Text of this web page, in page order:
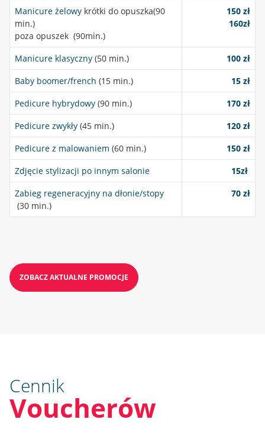
Manicure żelowy krótki do opuszka(90
min.)
poza opuszek (90min.)
150 zł
160zł
Manicure klasyczny (50 min.)
100 zł
Baby boomer/french (15 min.)
15 zł
Pedicure hybrydowy (90 min.)
170 zł
Pedicure zwykły (45 min.)
120 zł
Pedicure z malowaniem (60 min.)
150 zł
Zdjęcie stylizacji po innym salonie
15zł
Zabieg regeneracyjny na dłonie/stopy
(30 min.)
70 zł
ZOBACZ AKTUALNE PROMOCJE
Cennik
Voucherów